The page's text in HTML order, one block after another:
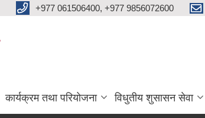
+977 061506400, +977 9856072600
कार्यक्रम तथा परियोजना विधुतीय शुसासन सेवा